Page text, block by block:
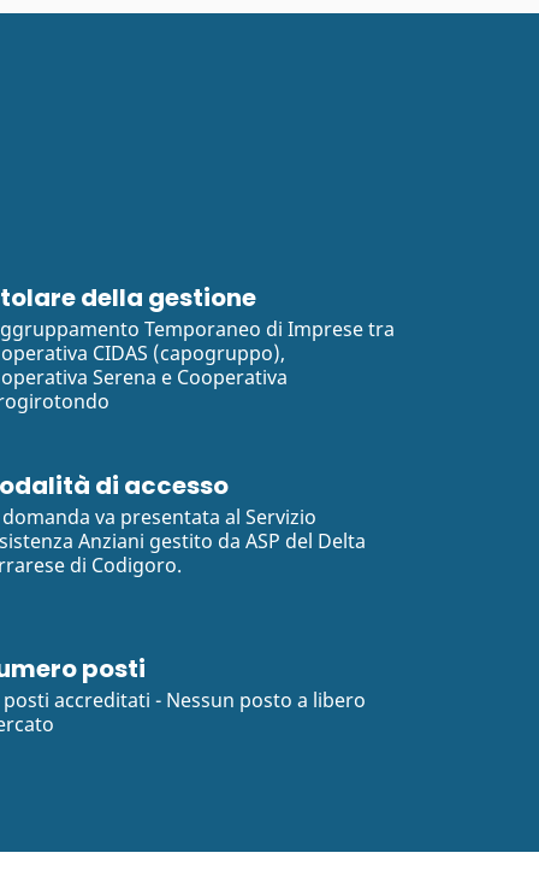
della gestione
Temporaneo di Imprese tra
CIDAS (capogruppo),
Serena e Cooperativa
di accesso
domanda va presentata al Servizio
Anziani gestito da ASP del Delta
di Codigoro.
posti
posti accreditati - Nessun posto a libero